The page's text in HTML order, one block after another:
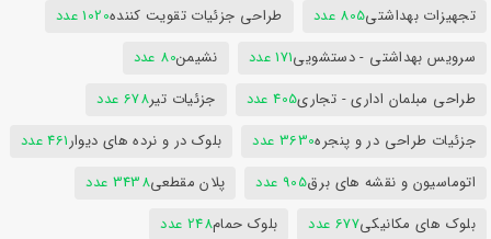
تجهیزات بهداشتی805 عدد طراحی جزئیات تقویت کننده1020 عدد
سرویس بهداشتی - دستشویی171 عدد نشیمن80 عدد
طراحی مبلمان اداری - تجاری405 عدد جزئیات تیر678 عدد
جزئیات طراحی در و پنجره3630 عدد بلوک در و نرده های دیوار461 عدد
اتوماسیون و نقشه های برق905 عدد پلان مقطعی3438 عدد
بلوک های مکانیکی677 عدد بلوک حمام248 عدد